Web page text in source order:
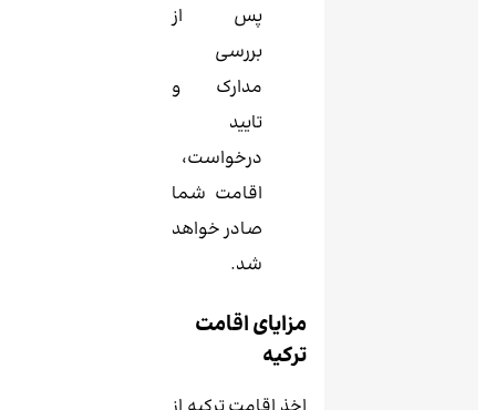
پس از
بررسی
مدارک و
تایید
درخواست،
اقامت شما
صادر خواهد
شد.
مزایای اقامت
ترکیه